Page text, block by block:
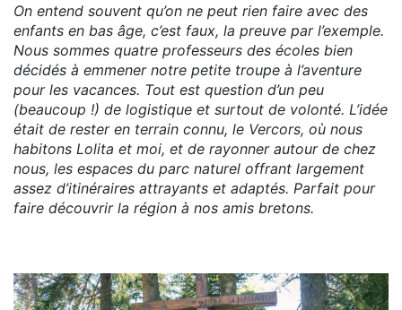
On entend souvent qu’on ne peut rien faire avec des
enfants en bas âge, c’est faux, la preuve par l’exemple.
Nous sommes quatre professeurs des écoles bien
décidés à emmener notre petite troupe à l’aventure
pour les vacances. Tout est question d’un peu
(beaucoup !) de logistique et surtout de volonté. L’idée
était de rester en terrain connu, le Vercors, où nous
habitons Lolita et moi, et de rayonner autour de chez
nous, les espaces du parc naturel offrant largement
assez d’itinéraires attrayants et adaptés. Parfait pour
faire découvrir la région à nos amis bretons.